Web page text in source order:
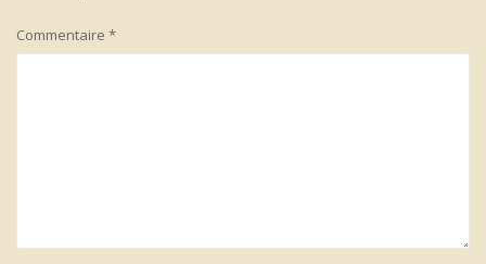
Commentaire *